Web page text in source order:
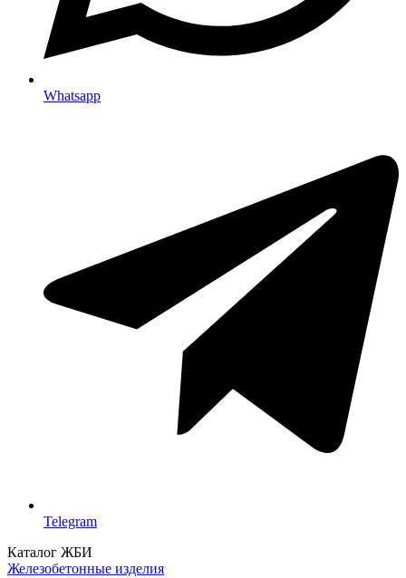
Whatsapp
Telegram
Каталог ЖБИ
Железобетонные изделия